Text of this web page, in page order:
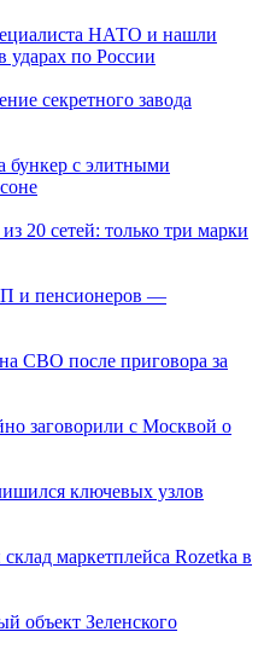
НАТО и нашли
ударах по России
секретного завода
бункер с элитными
20 сетей: только три марки
и пенсионеров —
СВО после приговора за
заговорили с Москвой о
ключевых узлов
маркетплейса Rozetka в
объект Зеленского